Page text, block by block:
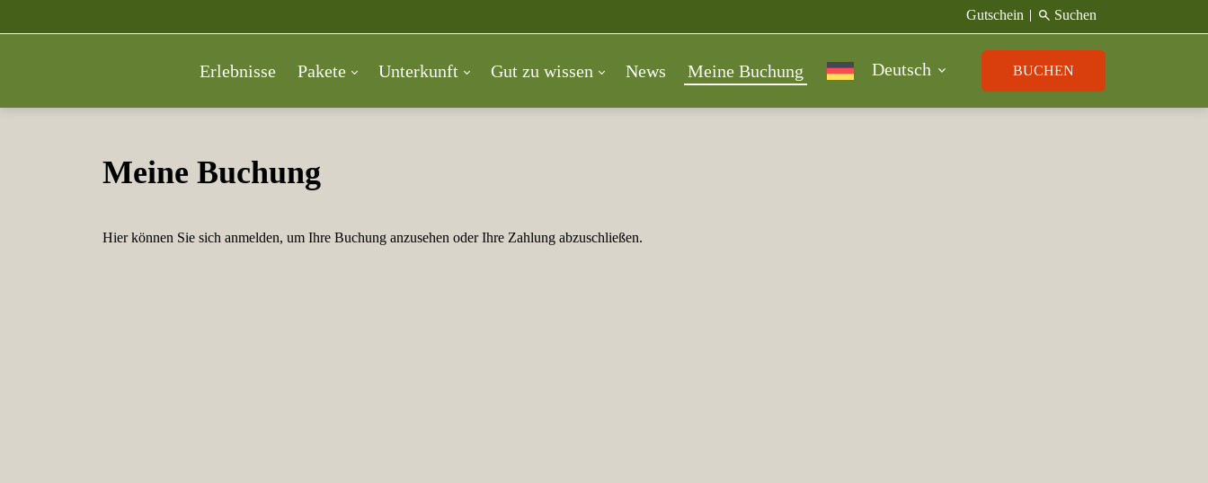
Gutschein search Suchen
Erlebnisse Pakete Unterkunft Gut zu wissen News Meine Buchung Deutsch BUCHEN
Meine Buchung
Hier können Sie sich anmelden, um Ihre Buchung anzusehen oder Ihre Zahlung abzuschließen.